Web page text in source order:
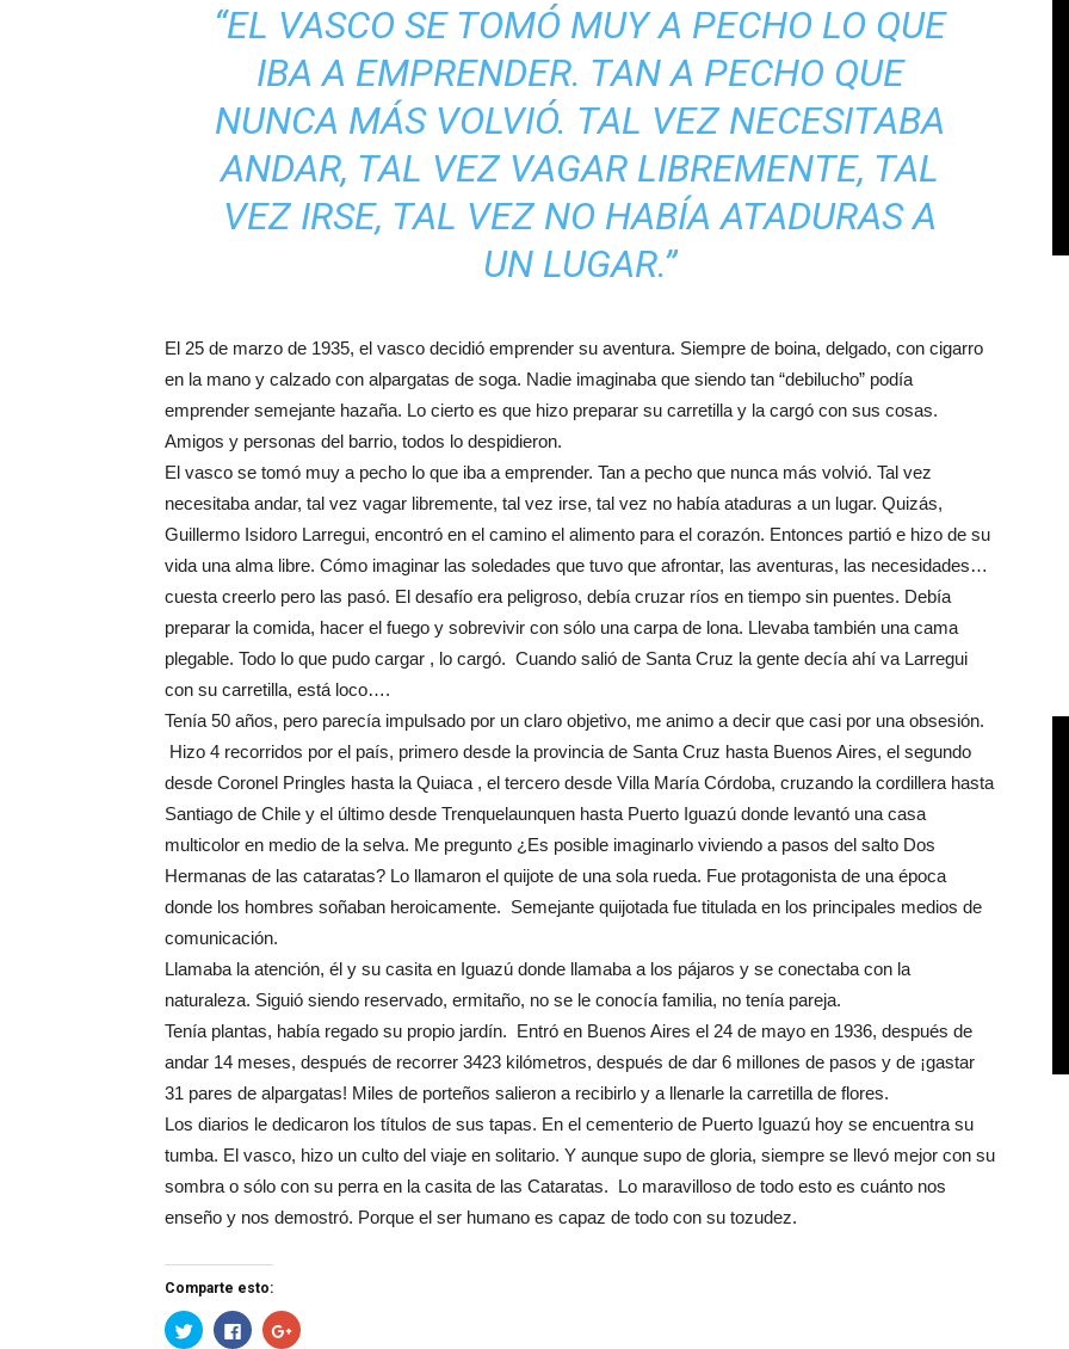
“EL VASCO SE TOMÓ MUY A PECHO LO QUE
IBA A EMPRENDER. TAN A PECHO QUE
NUNCA MÁS VOLVIÓ. TAL VEZ NECESITABA
ANDAR, TAL VEZ VAGAR LIBREMENTE, TAL
VEZ IRSE, TAL VEZ NO HABÍA ATADURAS A
UN LUGAR.”
El 25 de marzo de 1935, el vasco decidió emprender su aventura. Siempre de boina, delgado, con cigarro
en la mano y calzado con alpargatas de soga. Nadie imaginaba que siendo tan “debilucho” podía
emprender semejante hazaña. Lo cierto es que hizo preparar su carretilla y la cargó con sus cosas.
Amigos y personas del barrio, todos lo despidieron.
El vasco se tomó muy a pecho lo que iba a emprender. Tan a pecho que nunca más volvió. Tal vez
necesitaba andar, tal vez vagar libremente, tal vez irse, tal vez no había ataduras a un lugar. Quizás,
Guillermo Isidoro Larregui, encontró en el camino el alimento para el corazón. Entonces partió e hizo de su
vida una alma libre. Cómo imaginar las soledades que tuvo que afrontar, las aventuras, las necesidades…
cuesta creerlo pero las pasó. El desafío era peligroso, debía cruzar ríos en tiempo sin puentes. Debía
preparar la comida, hacer el fuego y sobrevivir con sólo una carpa de lona. Llevaba también una cama
plegable. Todo lo que pudo cargar , lo cargó. Cuando salió de Santa Cruz la gente decía ahí va Larregui
con su carretilla, está loco….
Tenía 50 años, pero parecía impulsado por un claro objetivo, me animo a decir que casi por una obsesión.
Hizo 4 recorridos por el país, primero desde la provincia de Santa Cruz hasta Buenos Aires, el segundo
desde Coronel Pringles hasta la Quiaca , el tercero desde Villa María Córdoba, cruzando la cordillera hasta
Santiago de Chile y el último desde Trenquelaunquen hasta Puerto Iguazú donde levantó una casa
multicolor en medio de la selva. Me pregunto ¿Es posible imaginarlo viviendo a pasos del salto Dos
Hermanas de las cataratas? Lo llamaron el quijote de una sola rueda. Fue protagonista de una época
donde los hombres soñaban heroicamente. Semejante quijotada fue titulada en los principales medios de
comunicación.
Llamaba la atención, él y su casita en Iguazú donde llamaba a los pájaros y se conectaba con la
naturaleza. Siguió siendo reservado, ermitaño, no se le conocía familia, no tenía pareja.
Tenía plantas, había regado su propio jardín. Entró en Buenos Aires el 24 de mayo en 1936, después de
andar 14 meses, después de recorrer 3423 kilómetros, después de dar 6 millones de pasos y de ¡gastar
31 pares de alpargatas! Miles de porteños salieron a recibirlo y a llenarle la carretilla de flores.
Los diarios le dedicaron los títulos de sus tapas. En el cementerio de Puerto Iguazú hoy se encuentra su
tumba. El vasco, hizo un culto del viaje en solitario. Y aunque supo de gloria, siempre se llevó mejor con su
sombra o sólo con su perra en la casita de las Cataratas. Lo maravilloso de todo esto es cuánto nos
enseño y nos demostró. Porque el ser humano es capaz de todo con su tozudez.
Comparte esto:
Haz
clic
Haz
clic
Haz
clic